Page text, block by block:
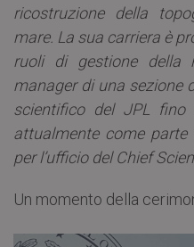
ricostruzione della
mare. La sua carriera è
ruoli di gestione della
manager di una sezione
scientifico del JPL fino
attualmente come parte
per l’ufficio del Chief
Un momento della